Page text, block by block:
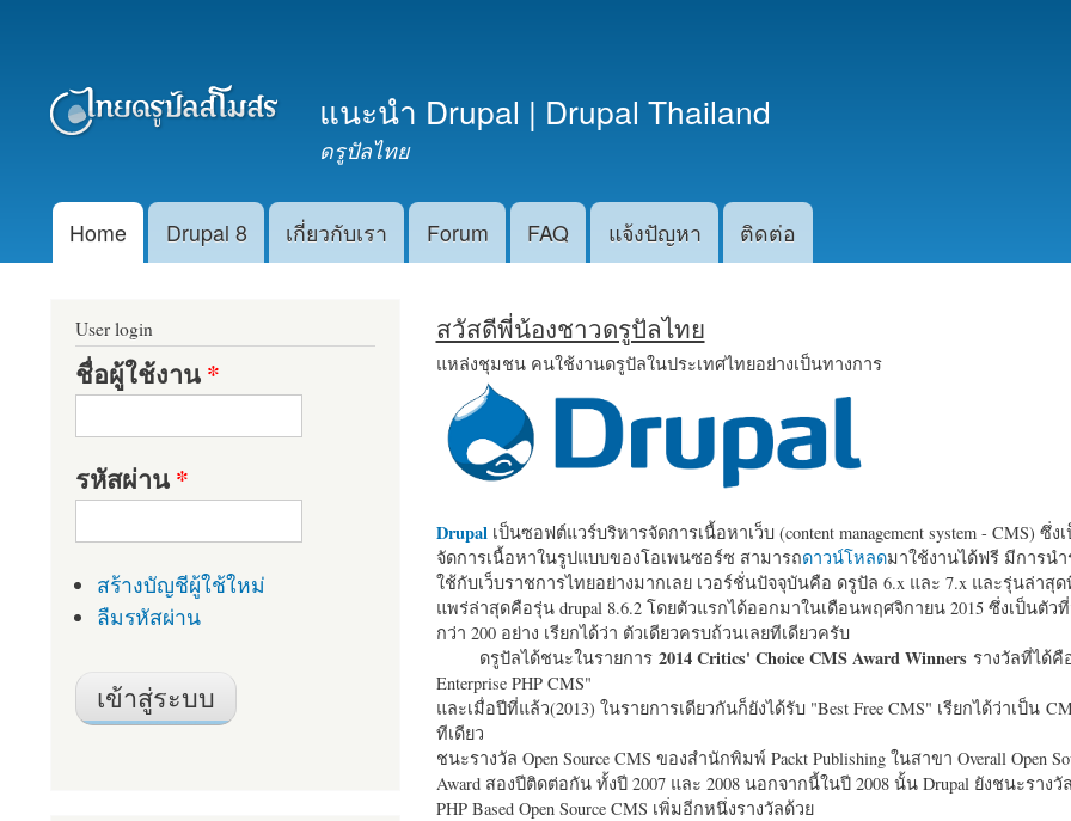
หลัก
แนะนำ Drupal | Drupal Thailand
ดรูปัลไทย
Main menu
Home Drupal 8 เกี่ยวกับเรา Forum FAQ แจ้งปัญหา ติดต่อ
สวัสดีพี่น้องชาวดรูปัลไทย
แหล่งชุมชน คนใช้งานดรูปัลในประเทศไทยอย่างเป็นทางการ
Drupalเป็นซอฟต์แวร์บริหารจัดการเนื้อหาเว็บ (content management system - CMS) ซึ่ง
จัดการเนื้อหาในรูปแบบของโอเพนซอร์ซ สามารถดาวน์โหลดมาใช้งานได้ฟรี มีการน
ใช้กับเว็บราชการไทยอย่างมากเลย เวอร์ชั่นปัจจุบันคือ ดรูปัล 6.x และ 7.x และรุ่นล่าสุด
แพร่ล่าสุดคือรุ่น drupal 8.6.2 โดยตัวแรกได้ออกมาในเดือนพฤศจิกายน 2015 ซึ่งเป็นตั
กว่า 200 อย่าง เรียกได้ว่า ตัวเดียวครบถ้วนเลยทีเดียวครับ
ดรูปัลได้ชนะในรายการ 2014 Critics' Choice CMS Award Winners รางวัลที่ได้คื
Enterprise PHP CMS"
และเมื่อปีที่แล้ว(2013) ในรายการเดียวกันก็ยังได้รับ "Best Free CMS" เรียกได้ว่าเป็น
ทีเดียว
ชนะรางวัล Open Source CMS ของสำนักพิมพ์ Packt Publishing ในสาขา Overall Open
Award สองปีติดต่อกัน ทั้งปี 2007 และ 2008 นอกจากนี้ในปี 2008 นั้น Drupal ยังชนะรางวั
PHP Based Open Source CMS เพิ่มอีกหนึ่งรางวัลด้วย
User login
ชื่อผู้ใช้งาน*
รหัสผ่าน*
สร้างบัญชีผู้ใช้ใหม่
ลืมรหัสผ่าน